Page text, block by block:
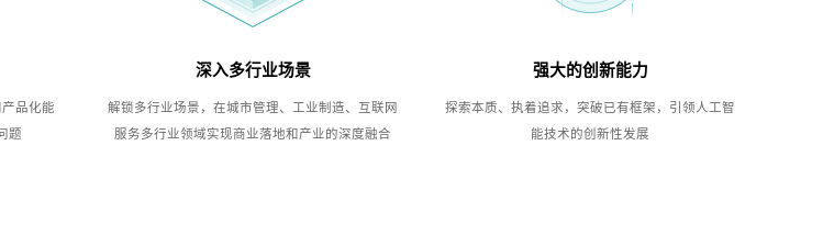
品化能
题
深入多行业场景
解锁多行业场景，在城市管理、工业制造、互联网
服务多行业领域实现商业落地和产业的深度融合
强大的创新能力
探索本质、执着追求，突破已有框架，引领人工智
能技术的创新性发展